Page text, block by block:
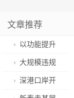
文章推荐
以功能提升
推进产业转
型、空间转型
大规模违规
招生被约谈，
深港口岸开